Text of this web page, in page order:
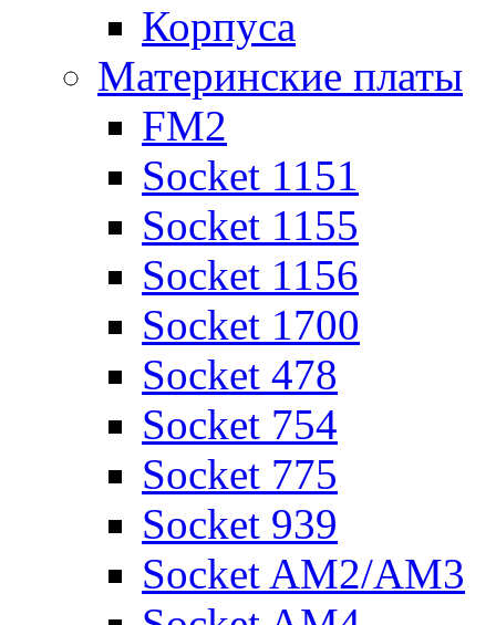
Корпуса
Материнские платы
FM2
Socket 1151
Socket 1155
Socket 1156
Socket 1700
Socket 478
Socket 754
Socket 775
Socket 939
Socket AM2/AM3